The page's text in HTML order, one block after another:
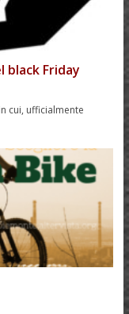
black Friday
cui, ufficialmente